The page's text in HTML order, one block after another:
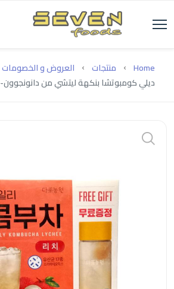
Home منتجات
العروض و الخصومات
ديلي كومبوتشا بنكهة ليتشي من دانونجوون-5جم